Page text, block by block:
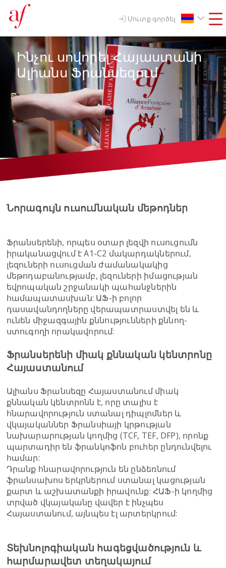
Մուտք գործել
Ինչու սովորել Հայաստանի
Ալիանս Ֆրանսեզում
Նորագույն ուսումնական մեթոդներ
Ֆրանսերենի, որպես օտար լեզվի ուսուցումն
իրականացվում է A1-C2 մակարդակներում,
լեզուների ուսուցման ժամանակակից
մեթոդաբանությամբ, լեզուների իմացության
եվրոպական շրջանակի պահանջներին
համապատասխան: ԱՖ-ի բոլոր
դասավանդողները վերապատրաստվել են և
ունեն միջազգային քննությունների քննող-
ստուգողի որակավորում:
Ֆրանսերենի միակ քննական կենտրոնը
Հայաստանում
Ալիանս Ֆրանսեզը Հայաստանում միակ
քննական կենտրոնն է, որը տալիս է
հնարավորություն ստանալ դիպլոմներ և
վկայականներ Ֆրանսիայի կրթության
նախարարության կողմից (TCF, TEF, DFP), որոնք
պարտադիր են ֆրանկոֆոն բուհեր ընդունվելու
համար:
Դրանք հնարավորություն են ընձեռնում
ֆրանսախոս երկրներում ստանալ կացության
քարտ և աշխատանքի իրավունք: ՀԱՖ-ի կողմից
տրված վկայականը վավեր է ինչպես
Հայաստանում, այնպես էլ արտերկրում:
Տեխնոլոգիական հագեցվածություն և
հարմարավետ տեղակայում